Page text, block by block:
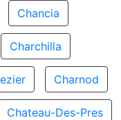
Chancia
Charchilla
Charnod
Chateau-Des-Pres